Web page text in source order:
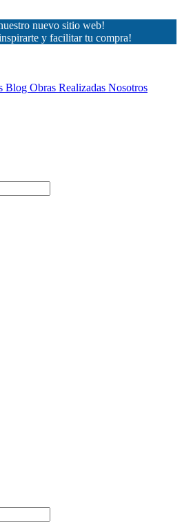
nuevo sitio web!
y facilitar tu compra!
Blog Obras Realizadas Nosotros